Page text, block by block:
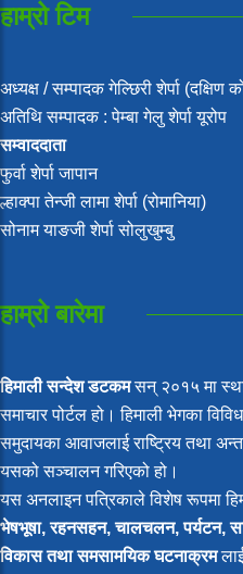
हाम्रो टिम
अध्यक्ष / सम्पादक गेल्छिरी शेर्पा (दक्षिण
अतिथि सम्पादक : पेम्बा गेलु शेर्पा यूरोप
सम्वाददाता
फुर्वा शेर्पा जापान
ल्हाक्पा तेन्जी लामा शेर्पा (रोमानिया)
सोनाम याङजी शेर्पा सोलुखुम्बु
हाम्रो बारेमा
हिमाली सन्देश डटकमसन् २०१५ मा
समाचार पोर्टल हो। हिमाली भेगका
समुदायका आवाजलाई राष्ट्रिय तथा
यसको सञ्चालन गरिएको हो।
यस अनलाइन पत्रिकाले विशेष रूपमा
भेषभूषा, रहनसहन, चालचलन, पर्यटन,
विकास तथा समसामयिक घटनाक्रम